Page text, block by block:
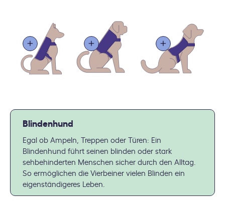
Blindenhund
Egal ob Ampeln, Treppen oder Türen: Ein
Blindenhund führt seinen blinden oder stark
sehbehinderten Menschen sicher durch den Alltag.
So ermöglichen die Vierbeiner vielen Blinden ein
eigenständigeres Leben.